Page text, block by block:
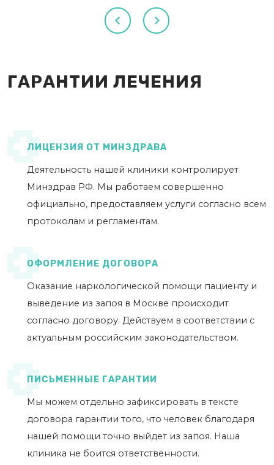
ГАРАНТИИ ЛЕЧЕНИЯ
ЛИЦЕНЗИЯ ОТ МИНЗДРАВА
Деятельность нашей клиники контролирует
Минздрав РФ. Мы работаем совершенно
официально, предоставляем услуги согласно всем
протоколам и регламентам.
ОФОРМЛЕНИЕ ДОГОВОРА
Оказание наркологической помощи пациенту и
выведение из запоя в Москве происходит
согласно договору. Действуем в соответствии с
актуальным российским законодательством.
ПИСЬМЕННЫЕ ГАРАНТИИ
Мы можем отдельно зафиксировать в тексте
договора гарантии того, что человек благодаря
нашей помощи точно выйдет из запоя. Наша
клиника не боится ответственности.